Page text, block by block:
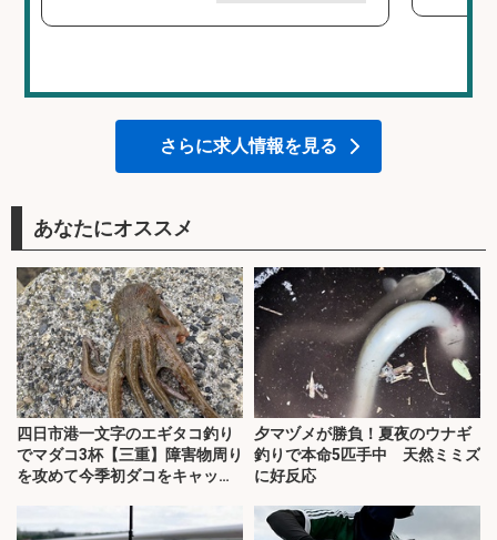
さらに求人情報を見る
あなたにオススメ
四日市港一文字のエギタコ釣り
でマダコ3杯【三重】障害物周り
を攻めて今季初ダコをキャッ
夕マヅメが勝負！夏夜のウナギ
釣りで本命5匹手中 天然ミミズ
に好反応